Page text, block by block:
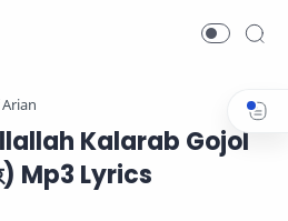
Kalarab Gojol
Mp3 Lyrics